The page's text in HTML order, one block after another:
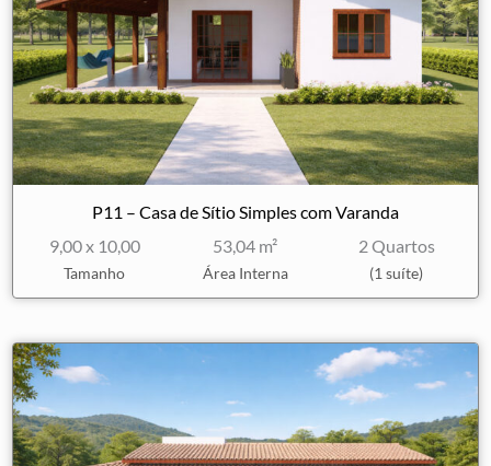
P11 – Casa de Sítio Simples com Varanda
9,00 x 10,00
Tamanho
53,04 m²
Área Interna
2 Quartos
(1 suíte)